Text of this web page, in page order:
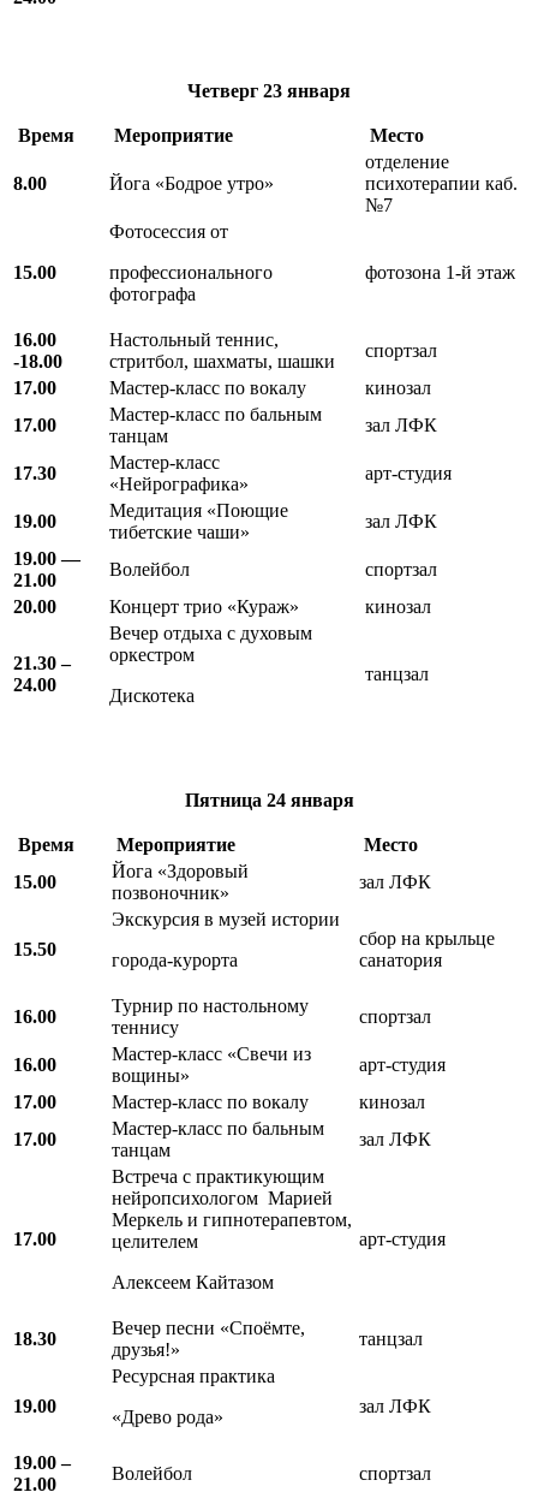
Четверг 23 января
Время Мероприятие Место
8.00 Йога «Бодрое утро»
отделение
психотерапии каб.
№7
15.00
Фотосессия от
профессионального
фотографа
фотозона 1-й этаж
16.00
-18.00
Настольный теннис,
стритбол, шахматы, шашки
спортзал
17.00
Мастер-класс по вокалу
кинозал
17.00
Мастер-класс по бальным
танцам
зал ЛФК
17.30
Мастер-класс
«Нейрографика»
арт-студия
19.00
Медитация «Поющие
тибетские чаши»
зал ЛФК
19.00 —
21.00
Волейбол
спортзал
20.00
Концерт трио «Кураж» кинозал
21.30 –
24.00
Вечер отдыха с духовым
оркестром
Дискотека
танцзал
Пятница 24 января
Время Мероприятие
Место
15.00
Йога «Здоровый
позвоночник»
зал ЛФК
15.50
Экскурсия в музей истории
города-курорта
сбор на крыльце
санатория
16.00
Турнир по настольному
теннису
спортзал
16.00
Мастер-класс «Свечи из
вощины»
арт-студия
17.00
Мастер-класс по вокалу
кинозал
17.00
Мастер-класс по бальным
танцам
зал ЛФК
17.00
Встреча с практикующим
нейропсихологом Марией
Меркель и гипнотерапевтом,
целителем
Алексеем Кайтазом
арт-студия
18.30
Вечер песни «Споёмте,
друзья!»
танцзал
19.00
Ресурсная практика
«Древо рода»
зал ЛФК
19.00 –
21.00
Волейбол спортзал